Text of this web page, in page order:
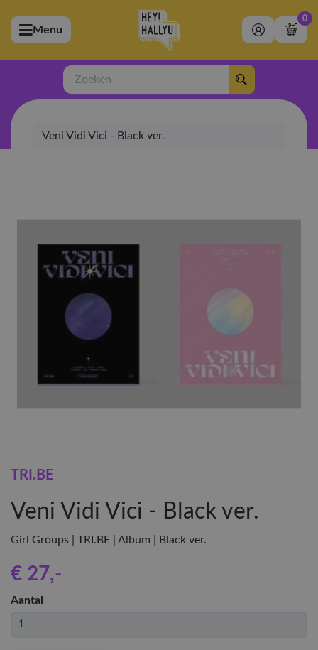
(Artiesten)
(Merchandise)
(Exclusive)
(Winkel)
Menu
0
Zoeken
Veni Vidi Vici - Black ver.
TRI.BE
Veni Vidi Vici - Black ver.
Girl Groups | TRI.BE | Album | Black ver.
€ 27,-
Aantal